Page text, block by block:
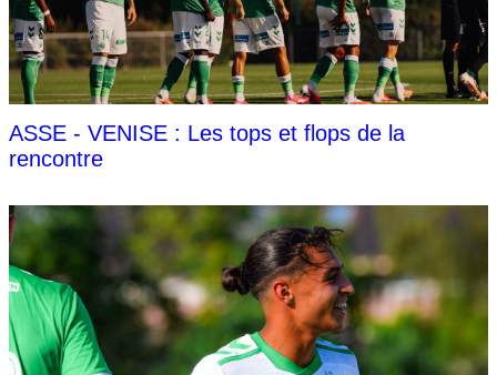
ASSE - VENISE : Les tops et flops de la
rencontre